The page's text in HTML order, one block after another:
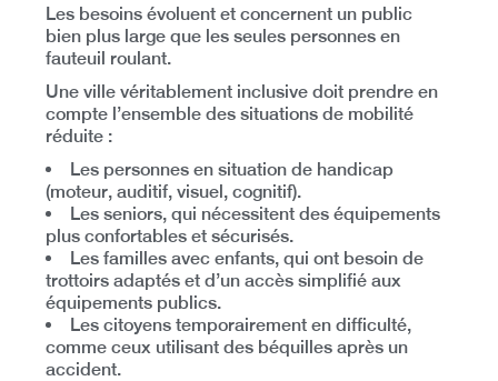
Les besoins évoluent et concernent un public
bien plus large que les seules personnes en
fauteuil roulant.
Une ville véritablement inclusive doit prendre en
compte l’ensemble des situations de mobilité
réduite :
Les personnes en situation de handicap
(moteur, auditif, visuel, cognitif).
Les seniors, qui nécessitent des équipements
plus confortables et sécurisés.
Les familles avec enfants, qui ont besoin de
trottoirs adaptés et d’un accès simplifié aux
équipements publics.
Les citoyens temporairement en difficulté,
comme ceux utilisant des béquilles après un
accident.